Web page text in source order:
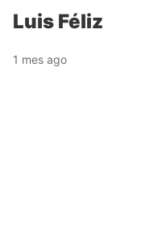
Luis Féliz
1 mes ago